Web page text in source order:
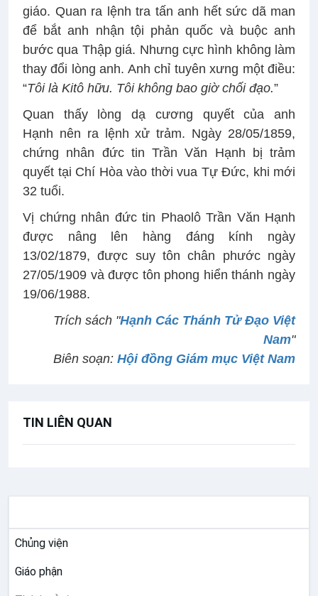
giáo. Quan ra lệnh tra tấn anh hết sức dã man
để bắt anh nhận tội phản quốc và buộc anh
bước qua Thập giá. Nhưng cực hình không làm
thay đổi lòng anh. Anh chỉ tuyên xưng một điều:
“Tôi là Kitô hữu. Tôi không bao giờ chối đạo.”
Quan thấy lòng dạ cương quyết của anh
Hạnh nên ra lệnh xử trảm. Ngày 28/05/1859,
chứng nhân đức tin Trần Văn Hạnh bị trảm
quyết tại Chí Hòa vào thời vua Tự Đức, khi mới
32 tuổi.
Vị chứng nhân đức tin Phaolô Trần Văn Hạnh
được nâng lên hàng đáng kính ngày
13/02/1879, được suy tôn chân phước ngày
27/05/1909 và được tôn phong hiển thánh ngày
19/06/1988.
Trích sách "Hạnh Các Thánh Tử Đạo Việt
Nam"
Biên soạn: Hội đồng Giám mục Việt Nam
TIN LIÊN QUAN
Chủng viện
Giáo phận